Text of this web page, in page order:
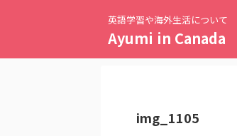
英語学習や海外生活について
Ayumi in Canada
img_1105